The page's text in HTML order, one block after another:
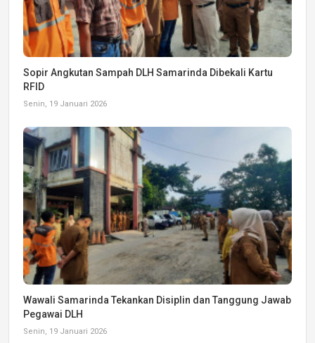
Sopir Angkutan Sampah DLH Samarinda Dibekali Kartu
RFID
Senin, 19 Januari 2026
Wawali Samarinda Tekankan Disiplin dan Tanggung Jawab
Pegawai DLH
Senin, 19 Januari 2026